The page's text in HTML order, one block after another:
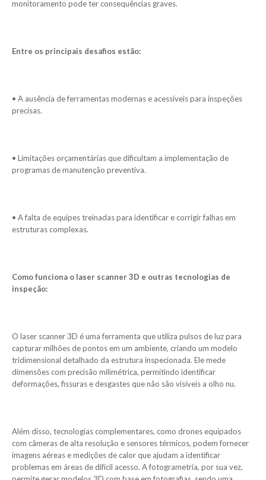
monitoramento pode ter consequências graves.
Entre os principais desafios estão:
• A ausência de ferramentas modernas e acessíveis para inspeções
precisas.
• Limitações orçamentárias que dificultam a implementação de
programas de manutenção preventiva.
• A falta de equipes treinadas para identificar e corrigir falhas em
estruturas complexas.
Como funciona o laser scanner 3D e outras tecnologias de
inspeção:
O laser scanner 3D é uma ferramenta que utiliza pulsos de luz para
capturar milhões de pontos em um ambiente, criando um modelo
tridimensional detalhado da estrutura inspecionada. Ele mede
dimensões com precisão milimétrica, permitindo identificar
deformações, fissuras e desgastes que não são visíveis a olho nu.
Além disso, tecnologias complementares, como drones equipados
com câmeras de alta resolução e sensores térmicos, podem fornecer
imagens aéreas e medições de calor que ajudam a identificar
problemas em áreas de difícil acesso. A fotogrametria, por sua vez,